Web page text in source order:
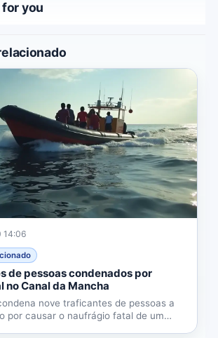
you
14:06
de pessoas condenados por
no Canal da Mancha
nove traficantes de pessoas a
por causar o naufrágio fatal de um